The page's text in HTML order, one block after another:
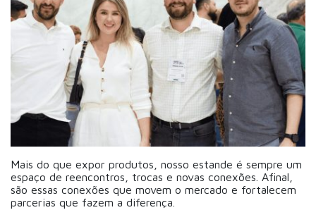
Mais do que expor produtos, nosso estande é sempre um
espaço de reencontros, trocas e novas conexões. Afinal,
são essas conexões que movem o mercado e fortalecem
parcerias que fazem a diferença.